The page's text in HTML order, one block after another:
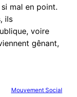
mal en point.
ils
voire
gênant,
Mouvement Social